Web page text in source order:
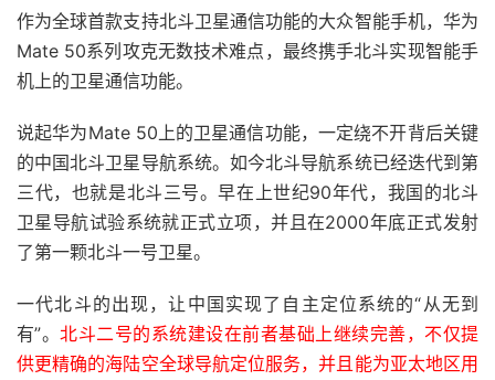
作为全球首款支持北斗卫星通信功能的大众智能手机，华为
Mate 50系列攻克无数技术难点，最终携手北斗实现智能手
机上的卫星通信功能。
说起华为Mate 50上的卫星通信功能，一定绕不开背后关键
的中国北斗卫星导航系统。如今北斗导航系统已经迭代到第
三代，也就是北斗三号。早在上世纪90年代，我国的北斗
卫星导航试验系统就正式立项，并且在2000年底正式发射
了第一颗北斗一号卫星。
一代北斗的出现，让中国实现了自主定位系统的“从无到
有”。北斗二号的系统建设在前者基础上继续完善，不仅提
供更精确的海陆空全球导航定位服务，并且能为亚太地区用